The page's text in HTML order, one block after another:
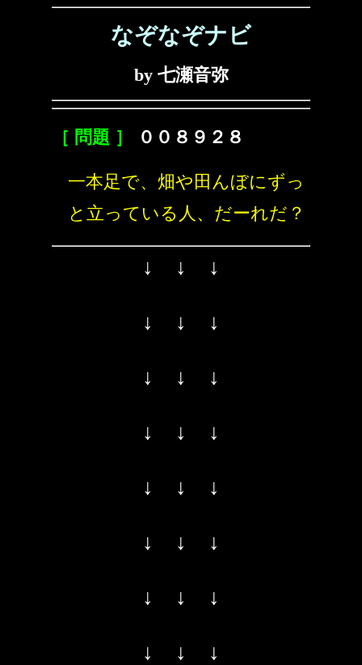
なぞなぞナビ
by 七瀬音弥
［ 問題 ］ ００８９２８
一本足で、畑や田んぼにずっ
と立っている人、だーれだ？
↓ ↓ ↓
↓ ↓ ↓
↓ ↓ ↓
↓ ↓ ↓
↓ ↓ ↓
↓ ↓ ↓
↓ ↓ ↓
↓ ↓ ↓